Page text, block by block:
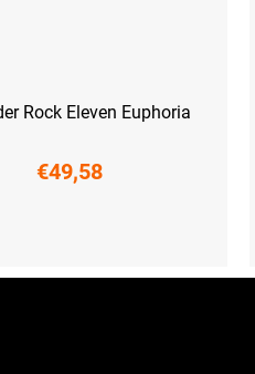
Rock Eleven Euphoria
€49,58